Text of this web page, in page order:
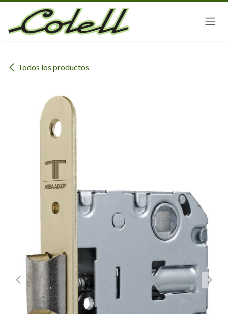
Ir al contenido
Todos los productos